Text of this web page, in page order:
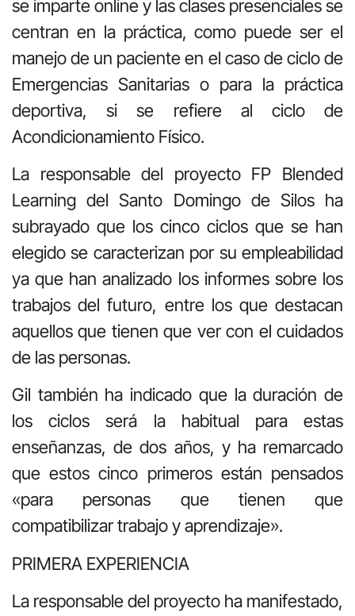
se imparte online y las clases presenciales se
centran en la práctica, como puede ser el
manejo de un paciente en el caso de ciclo de
Emergencias Sanitarias o para la práctica
deportiva, si se refiere al ciclo de
Acondicionamiento Físico.
La responsable del proyecto FP Blended
Learning del Santo Domingo de Silos ha
subrayado que los cinco ciclos que se han
elegido se caracterizan por su empleabilidad
ya que han analizado los informes sobre los
trabajos del futuro, entre los que destacan
aquellos que tienen que ver con el cuidados
de las personas.
Gil también ha indicado que la duración de
los ciclos será la habitual para estas
enseñanzas, de dos años, y ha remarcado
que estos cinco primeros están pensados
«para personas que tienen que
compatibilizar trabajo y aprendizaje».
PRIMERA EXPERIENCIA
La responsable del proyecto ha manifestado,